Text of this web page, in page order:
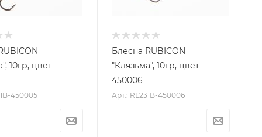
10гр, цвет
450005
Блесна RUBICON
"Клязьма", 10гр, цвет
450006
Арт.: RL231B-450006